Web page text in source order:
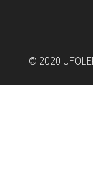
© 2020